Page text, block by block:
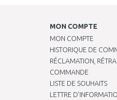
MON COMPTE
MON COMPTE
HISTORIQUE DE
RÉCLAMATION,
COMMANDE
LISTE DE SOUHAITS
LETTRE